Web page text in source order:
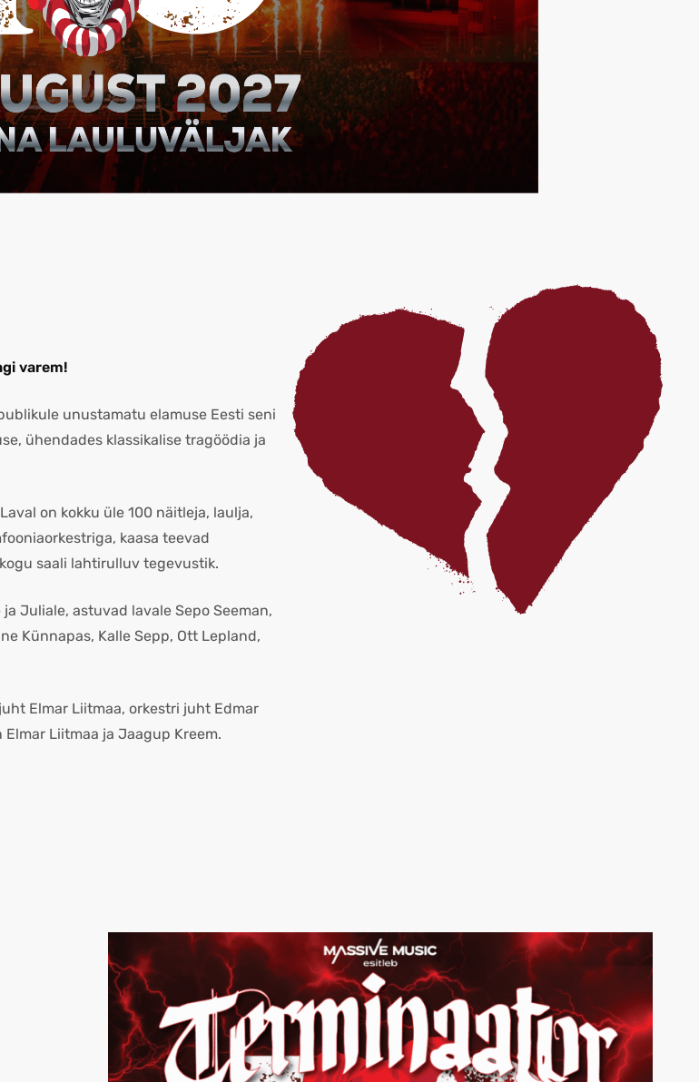
varem!
unustamatu elamuse Eesti seni
ühendades klassikalise tragöödia ja
on kokku üle 100 näitleja, laulja,
kaasa teevad
saali lahtirulluv tegevustik.
Juliale, astuvad lavale Sepo Seeman,
Künnapas, Kalle Sepp, Ott Lepland,
Elmar Liitmaa, orkestri juht Edmar
Liitmaa ja Jaagup Kreem.